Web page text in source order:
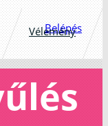
Vélemény
Belépés